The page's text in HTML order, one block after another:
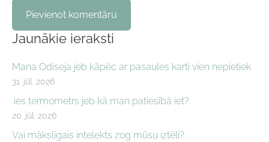
Jaunākie ieraksti
Mana Odiseja jeb kāpēc ar pasaules karti vien nepietiek
31. jūl. 2026
.ies termometrs jeb kā man patiesībā iet?
20. jūl. 2026
Vai mākslīgais intelekts zog mūsu iztēli?